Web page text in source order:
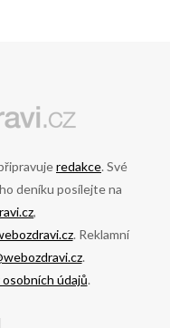
redakce. Své
deníku posílejte na
,
. Reklamní
.
údajů.